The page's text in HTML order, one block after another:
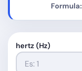
Blog
Formula:
hertz (Hz)